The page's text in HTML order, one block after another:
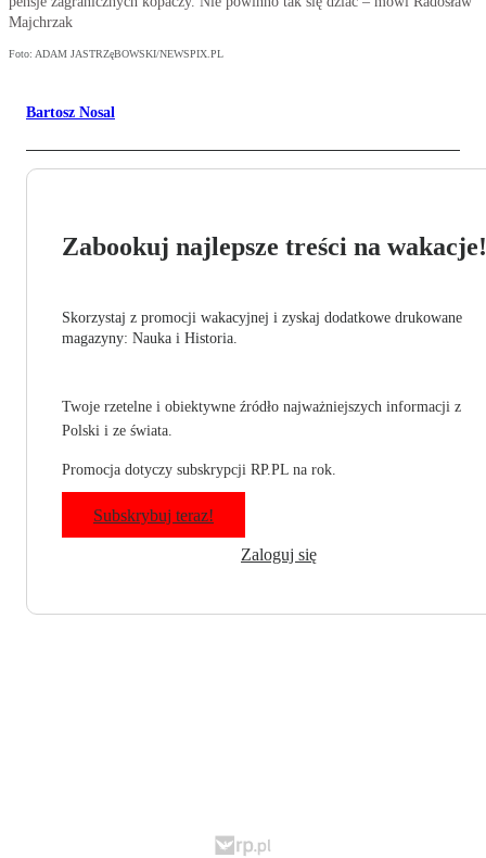
Majchrzak
Foto: ADAM JASTRZęBOWSKI/NEWSPIX.PL
Bartosz Nosal
Zabookuj najlepsze treści na wakacje!
Skorzystaj z promocji wakacyjnej i zyskaj dodatkowe drukowane
magazyny: Nauka i Historia.
Twoje rzetelne i obiektywne źródło najważniejszych informacji z
Polski i ze świata.
Promocja dotyczy subskrypcji RP.PL na rok.
Subskrybuj teraz!
Zaloguj się